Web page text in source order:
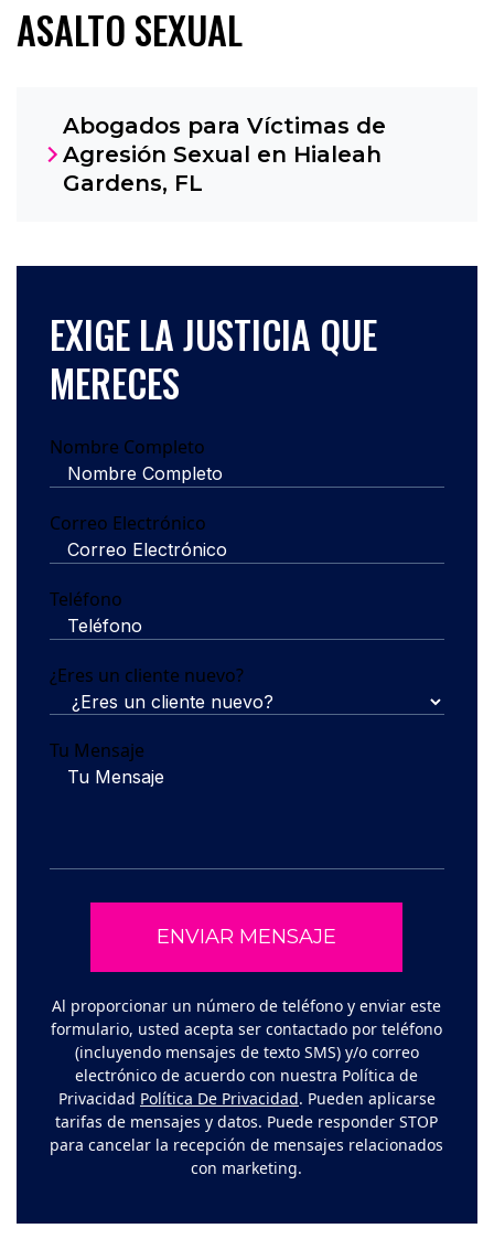
ASALTO SEXUAL
Abogados para Víctimas de
Agresión Sexual en Hialeah
Gardens, FL
EXIGE LA JUSTICIA QUE
MERECES
Nombre Completo
Correo Electrónico
Teléfono
¿Eres un cliente nuevo?
Tu Mensaje
Al proporcionar un número de teléfono y enviar este
formulario, usted acepta ser contactado por teléfono
(incluyendo mensajes de texto SMS) y/o correo
electrónico de acuerdo con nuestra Política de
Privacidad Política De Privacidad. Pueden aplicarse
tarifas de mensajes y datos. Puede responder STOP
para cancelar la recepción de mensajes relacionados
con marketing.